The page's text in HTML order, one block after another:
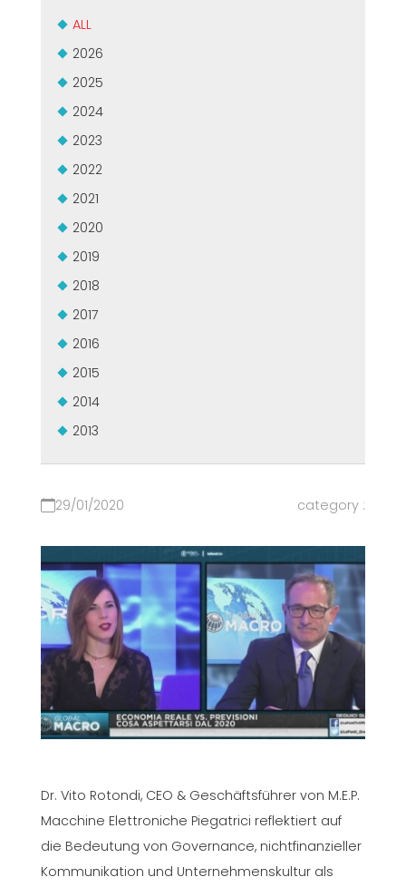
ZERTIFIZIERTE GEBRAUCHTANLAGE DER MEP GRUPPE
EFFECTIVE COMMUNICATION
ALL
2026
2025
2024
2023
2022
2021
2020
2019
2018
2017
2016
2015
2014
2013
29/01/2020 category :
Dr. Vito Rotondi, CEO & Geschäftsführer von M.E.P.
Macchine Elettroniche Piegatrici reflektiert auf
die Bedeutung von Governance, nichtfinanzieller
Kommunikation und Unternehmenskultur als